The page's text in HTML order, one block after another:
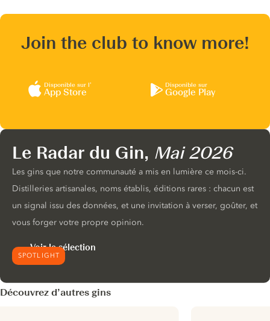
Join the club to know more!
Disponible sur l’
App Store
Disponible sur
Google Play
SPOTLIGHT
Le Radar du Gin, Mai 2026
Les gins que notre communauté a mis en lumière ce mois-ci.
Distilleries artisanales, noms établis, éditions rares : chacun est
un signal issu des données, et une invitation à verser, goûter, et
vous forger votre propre opinion.
Voir la sélection
Découvrez d’autres gins